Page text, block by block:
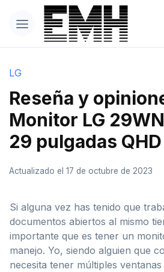
LG
Reseña y
Monitor LG
29 pulgadas QHD
Actualizado el 17 de octubre de 2023
Si alguna vez has tenido que
documentos abiertos al mismo
importante que es tener un
manejo. Yo, siendo alguien que
necesita tener múltiples